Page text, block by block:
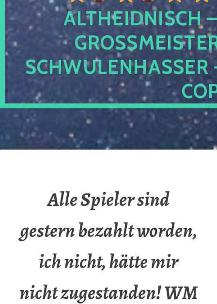
ALTHEIDNISCH
CHWULENHASSER
Alle Spieler sind
gestern bezahlt worden,
ich nicht, hätte mir
nicht zugestanden! WM